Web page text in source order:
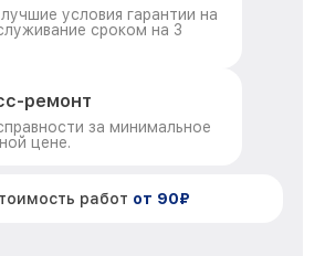
условия гарантии на
сроком на 3
ремонт
за минимальное
цене.
работ от 90₽